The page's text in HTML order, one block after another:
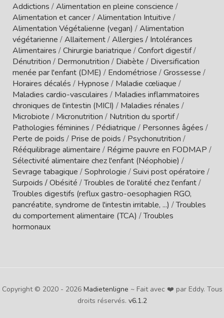
Addictions /Alimentation en pleine conscience /
Alimentation et cancer/Alimentation Intuitive /
Alimentation Végétalienne (vegan) /Alimentation
végétarienne /Allaitement/Allergies / Intolérances
Alimentaires /Chirurgie bariatrique /Confort digestif/
Dénutrition / Dermonutrition / Diabète / Diversification
menée par l'enfant (DME) / Endométriose /Grossesse /
Horaires décalés / Hypnose / Maladie cœliaque /
Maladies cardio-vasculaires / Maladies inflammatoires
chroniques de l'intestin (MICI) / Maladies rénales /
Microbiote / Micronutrition / Nutrition du sportif/
Pathologies féminines / Pédiatrique / Personnes âgées /
Perte de poids / Prise de poids / Psychonutrition /
Rééquilibrage alimentaire / Régime pauvre en FODMAP /
Sélectivité alimentaire chez l'enfant (Néophobie) /
Sevrage tabagique /Sophrologie /Suivi post opératoire /
Surpoids / Obésité /Troubles de l'oralité chez l'enfant/
Troubles digestifs (reflux gastro-oesophagien RGO,
pancréatite, syndrome de l'intestin irritable, ...) /Troubles
du comportement alimentaire (TCA) /Troubles
hormonaux
Copyright © 2020 - 2026 Madietenligne ~ Fait avec ❤️ par Eddy. Tous
droits réservés. v6.1.2